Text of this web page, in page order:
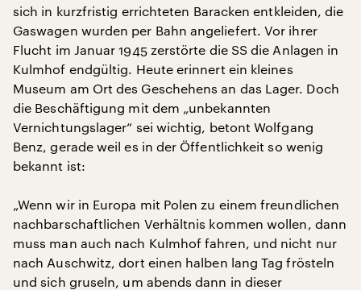
sich in kurzfristig errichteten Baracken entkleiden, die
Gaswagen wurden per Bahn angeliefert. Vor ihrer
Flucht im Januar 1945 zerstörte die SS die Anlagen in
Kulmhof endgültig. Heute erinnert ein kleines
Museum am Ort des Geschehens an das Lager. Doch
die Beschäftigung mit dem „unbekannten
Vernichtungslager“ sei wichtig, betont Wolfgang
Benz, gerade weil es in der Öffentlichkeit so wenig
bekannt ist:
„Wenn wir in Europa mit Polen zu einem freundlichen
nachbarschaftlichen Verhältnis kommen wollen, dann
muss man auch nach Kulmhof fahren, und nicht nur
nach Auschwitz, dort einen halben lang Tag frösteln
und sich gruseln, um abends dann in dieser